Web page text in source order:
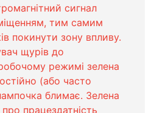
сигнал
тим самим
покинути зону впливу.
щурів до
режимі зелена
(або часто
блимає. Зелена
працездатність